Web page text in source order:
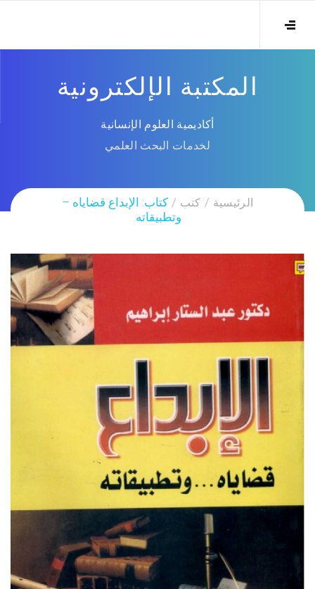
المكتبة الإلكترونية
أكاديمية العلوم الإنسانية
لخدمات البحث العلمي
الرئيسية كتب
كتاب: الإبداع قضاياه –
وتطبيقاته.